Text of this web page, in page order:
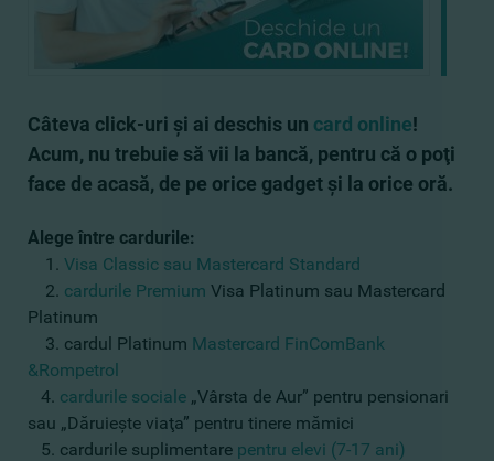
Câteva click-uri şi ai deschis un card online!
Acum, nu trebuie să vii la bancă, pentru că o poţi
face de acasă, de pe orice gadget şi la orice oră.
Alege între cardurile:
1. Visa Classic sau Mastercard Standard
2. cardurile Premium Visa Platinum sau Mastercard
Platinum
3. cardul Platinum Mastercard FinComBank
&Rompetrol
4. cardurile sociale „Vârsta de Aur” pentru pensionari
sau „Dăruieşte viaţa” pentru tinere mămici
5. cardurile suplimentare pentru elevi (7-17 ani)